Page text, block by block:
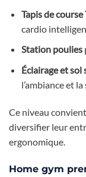
Tapis de
cardio
Station poulies
Éclairage et
l’ambiance et
Ce niveau
diversifier leur
ergonomique.
Home gym